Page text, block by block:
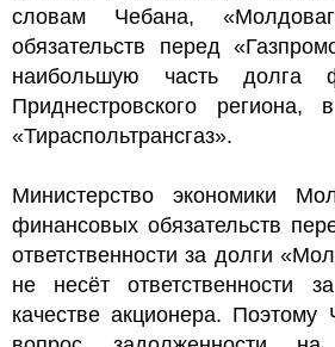
словам Чебана,
обязательств перед
наибольшую часть долга
Приднестровского
«Тираспольтрансгаз».
Министерство экономики
финансовых обязательств
ответственности за долги
не несёт ответственности
качестве акционера.